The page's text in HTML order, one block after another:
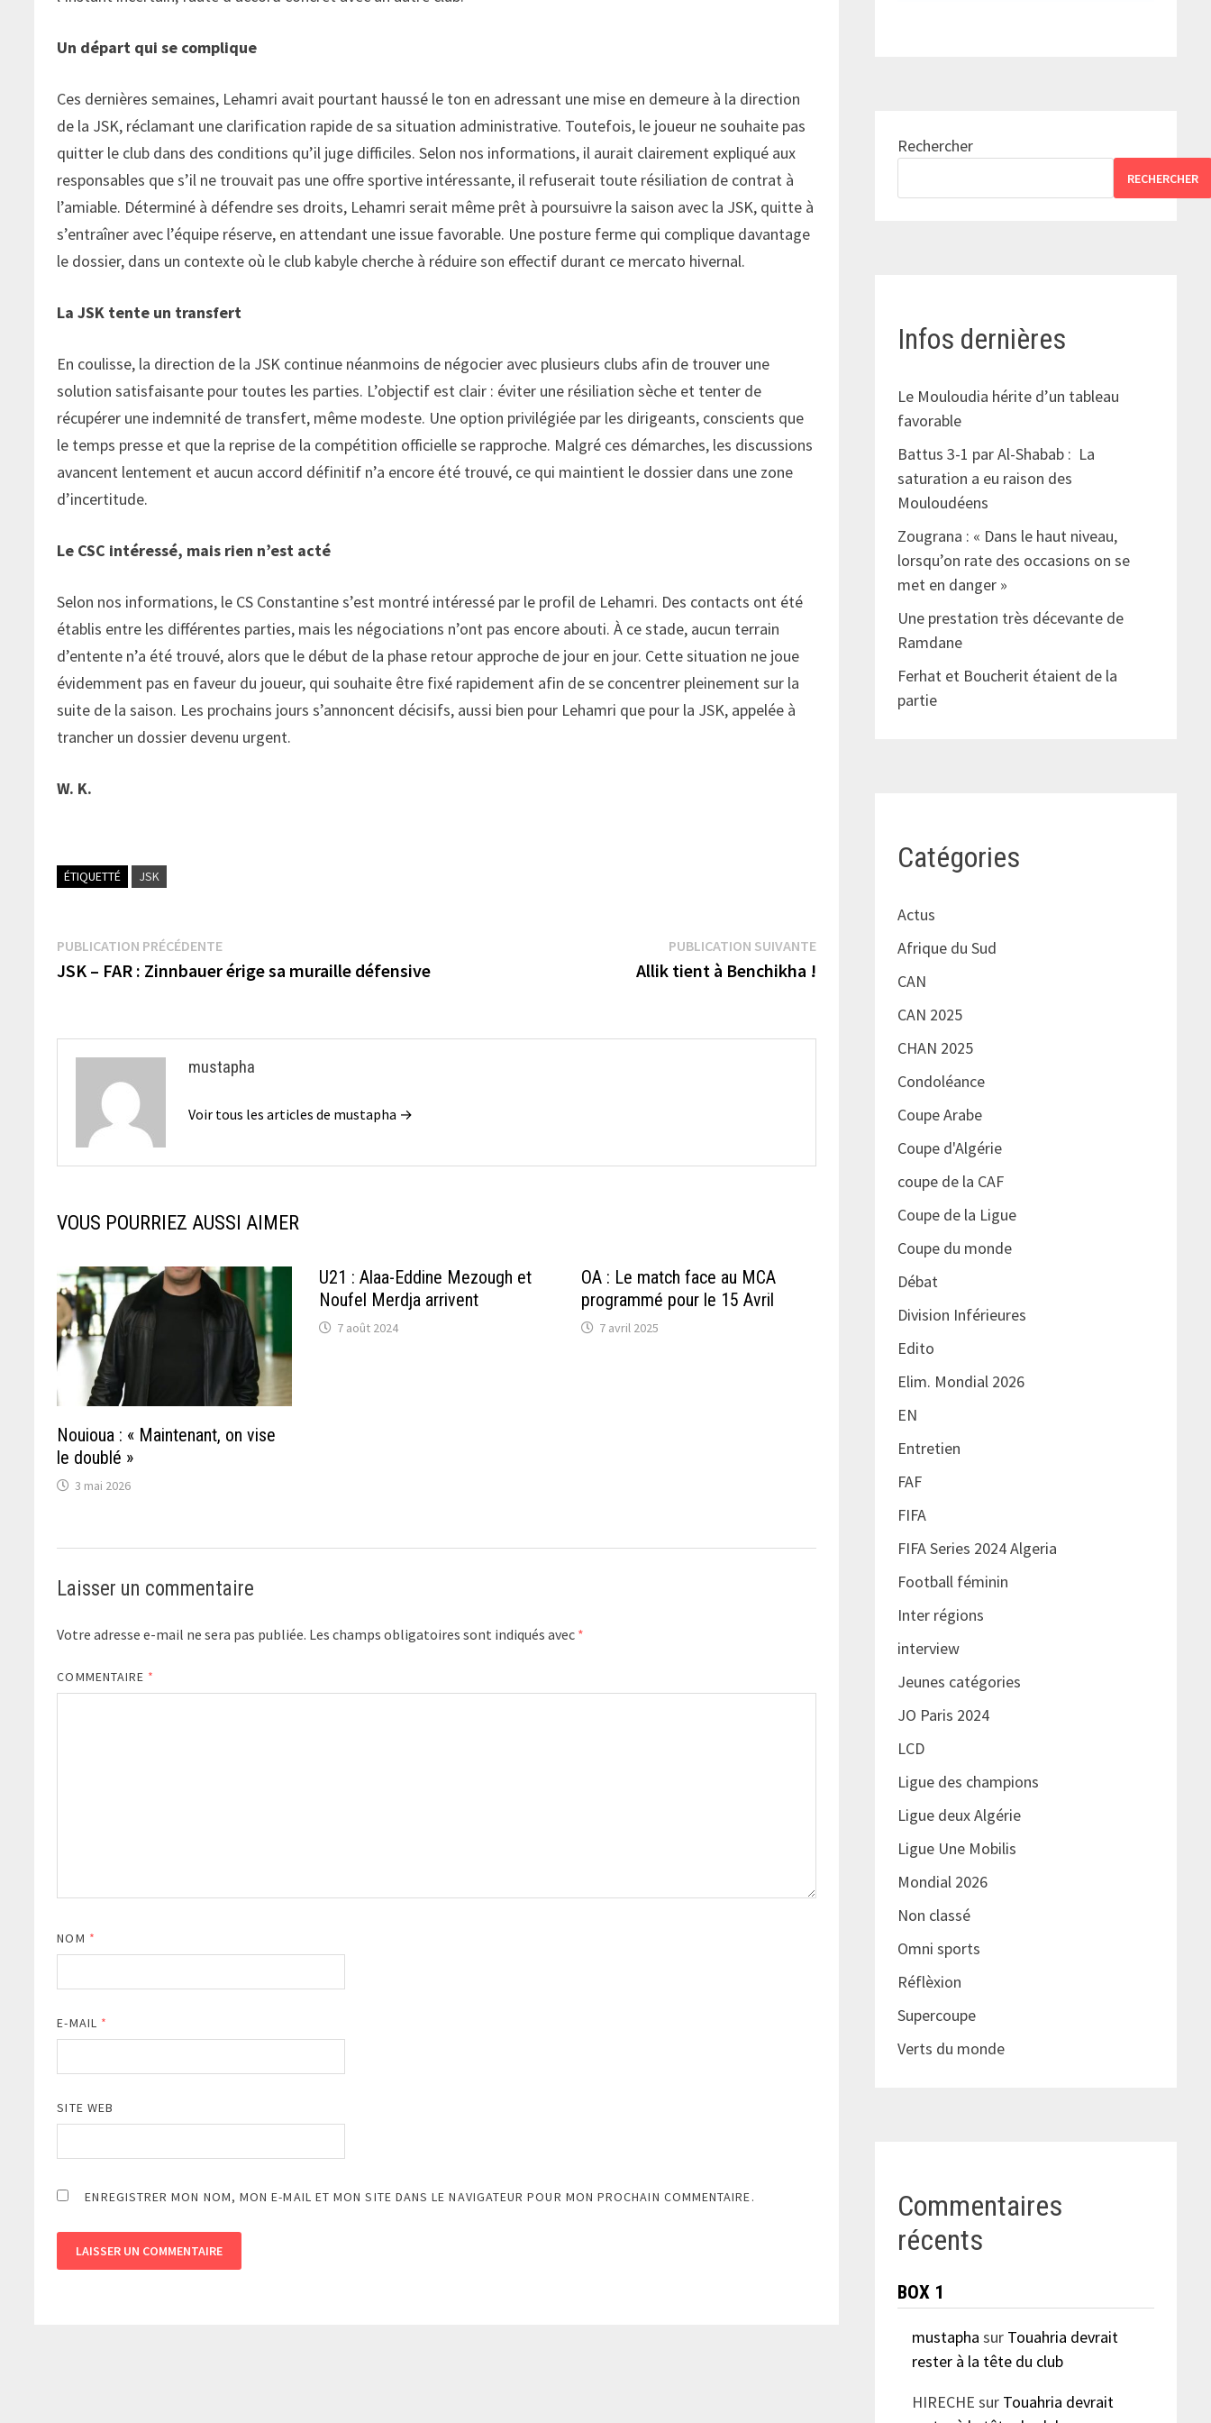
Un départ qui se complique
Ces dernières semaines, Lehamri avait pourtant haussé le ton en adressant une mise en demeure à la direction
de la JSK, réclamant une clarification rapide de sa situation administrative. Toutefois, le joueur ne souhaite pas
quitter le club dans des conditions qu’il juge difficiles. Selon nos informations, il aurait clairement expliqué aux
responsables que s’il ne trouvait pas une offre sportive intéressante, il refuserait toute résiliation de contrat à
l’amiable. Déterminé à défendre ses droits, Lehamri serait même prêt à poursuivre la saison avec la JSK, quitte à
s’entraîner avec l’équipe réserve, en attendant une issue favorable. Une posture ferme qui complique davantage
le dossier, dans un contexte où le club kabyle cherche à réduire son effectif durant ce mercato hivernal.
La JSK tente un transfert
En coulisse, la direction de la JSK continue néanmoins de négocier avec plusieurs clubs afin de trouver une
solution satisfaisante pour toutes les parties. L’objectif est clair : éviter une résiliation sèche et tenter de
récupérer une indemnité de transfert, même modeste. Une option privilégiée par les dirigeants, conscients que
le temps presse et que la reprise de la compétition officielle se rapproche. Malgré ces démarches, les discussions
avancent lentement et aucun accord définitif n’a encore été trouvé, ce qui maintient le dossier dans une zone
d’incertitude.
Le CSC intéressé, mais rien n’est acté
Selon nos informations, le CS Constantine s’est montré intéressé par le profil de Lehamri. Des contacts ont été
établis entre les différentes parties, mais les négociations n’ont pas encore abouti. À ce stade, aucun terrain
d’entente n’a été trouvé, alors que le début de la phase retour approche de jour en jour. Cette situation ne joue
évidemment pas en faveur du joueur, qui souhaite être fixé rapidement afin de se concentrer pleinement sur la
suite de la saison. Les prochains jours s’annoncent décisifs, aussi bien pour Lehamri que pour la JSK, appelée à
trancher un dossier devenu urgent.
W. K.
ÉTIQUETTÉ JSK
Navigation
de
PUBLICATION PRÉCÉDENTEPublication
précédente :
JSK – FAR : Zinnbauer érige sa muraille défensive
PUBLICATION SUIVANTEPublication
suivante :
Allik tient à Benchikha !
mustapha
Voir tous les articles de mustapha →
VOUS POURRIEZ AUSSI AIMER
Nouioua : « Maintenant, on vise
le doublé »
3 mai 2026
U21 : Alaa-Eddine Mezough et
Noufel Merdja arrivent
7 août 2024
OA : Le match face au MCA
programmé pour le 15 Avril
7 avril 2025
Laisser un commentaire
Votre adresse e-mail ne sera pas publiée. Les champs obligatoires sont indiqués avec *
COMMENTAIRE *
NOM *
E-MAIL *
SITE WEB
ENREGISTRER MON NOM, MON E-MAIL ET MON SITE DANS LE NAVIGATEUR POUR MON PROCHAIN COMMENTAIRE.
Rechercher
RECHERCHER
Infos dernières
Le Mouloudia hérite d’un tableau
favorable
Battus 3-1 par Al-Shabab : La
saturation a eu raison des
Mouloudéens
Zougrana : « Dans le haut niveau,
lorsqu’on rate des occasions on se
met en danger »
Une prestation très décevante de
Ramdane
Ferhat et Boucherit étaient de la
partie
Catégories
Actus
Afrique du Sud
CAN
CAN 2025
CHAN 2025
Condoléance
Coupe Arabe
Coupe d'Algérie
coupe de la CAF
Coupe de la Ligue
Coupe du monde
Débat
Division Inférieures
Edito
Elim. Mondial 2026
EN
Entretien
FAF
FIFA
FIFA Series 2024 Algeria
Football féminin
Inter régions
interview
Jeunes catégories
JO Paris 2024
LCD
Ligue des champions
Ligue deux Algérie
Ligue Une Mobilis
Mondial 2026
Non classé
Omni sports
Réflèxion
Supercoupe
Verts du monde
Commentaires
récents
BOX 1
mustapha sur Touahria devrait
rester à la tête du club
HIRECHE sur Touahria devrait